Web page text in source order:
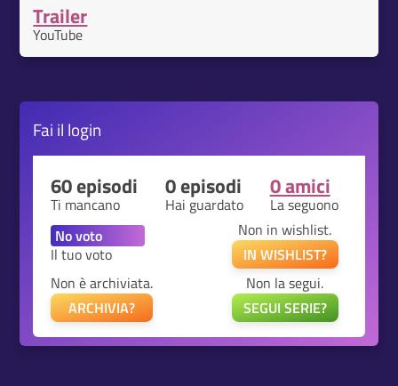
Trailer
YouTube
Fai il login
60 episodi
Ti mancano
0 episodi
Hai guardato
0 amici
La seguono
Il tuo voto
Non in wishlist.
IN WISHLIST?
Non è archiviata.
ARCHIVIA?
Non la segui.
SEGUI SERIE?